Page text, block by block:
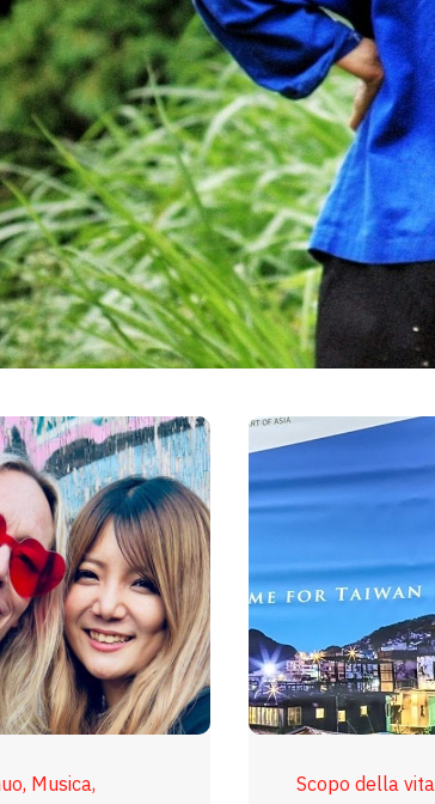
Musica,
Scopo della vita